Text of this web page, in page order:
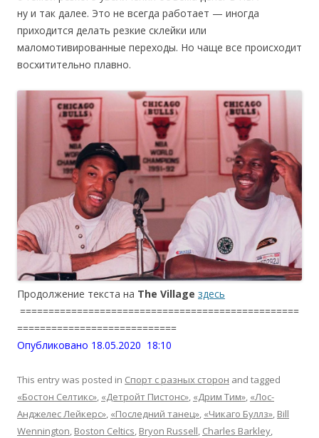
ну и так далее. Это не всегда работает — иногда
приходится делать резкие склейки или
маломотивированные переходы. Но чаще все происходит
восхитительно плавно.
Продолжение текста на The Village здесь
=================================================
============================
Опубликовано 18.05.2020 18:10
This entry was posted in Спорт с разных сторон and tagged
«Бостон Селтикс», «Детройт Пистонс», «Дрим Тим», «Лос-
Анджелес Лейкерс», «Последний танец», «Чикаго Буллз», Bill
Wennington, Boston Celtics, Bryon Russell, Charles Barkley,